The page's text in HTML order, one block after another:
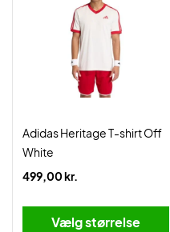
Adidas Heritage T-shirt Off
White
499,00 kr.
Vælg størrelse